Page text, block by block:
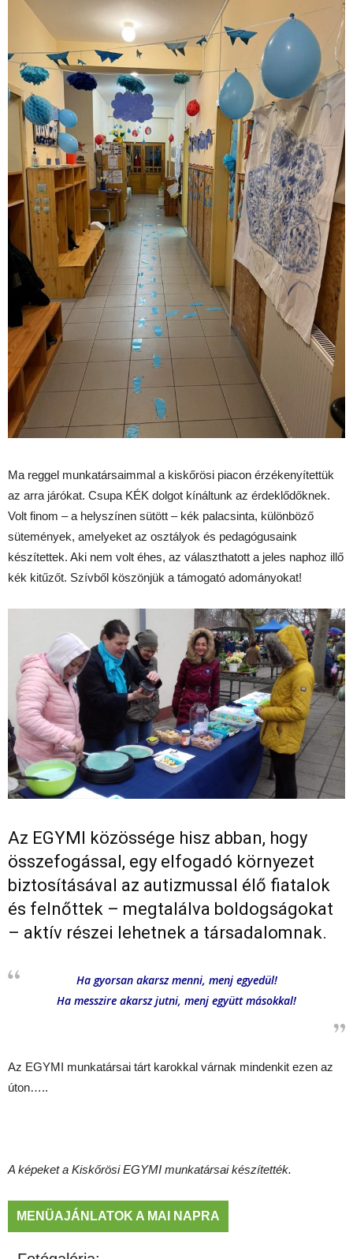
Ma reggel munkatársaimmal a kiskőrösi piacon érzékenyítettük
az arra járókat. Csupa KÉK dolgot kínáltunk az érdeklődőknek.
Volt finom – a helyszínen sütött – kék palacsinta, különböző
sütemények, amelyeket az osztályok és pedagógusaink
készítettek. Aki nem volt éhes, az választhatott a jeles naphoz illő
kék kitűzőt. Szívből köszönjük a támogató adományokat!
Az EGYMI közössége hisz abban, hogy
összefogással, egy elfogadó környezet
biztosításával az autizmussal élő fiatalok
és felnőttek – megtalálva boldogságokat
– aktív részei lehetnek a társadalomnak.
Ha gyorsan akarsz menni, menj egyedül!
Ha messzire akarsz jutni, menj együtt másokkal!
Az EGYMI munkatársai tárt karokkal várnak mindenkit ezen az
úton…..
A képeket a Kiskőrösi EGYMI munkatársai készítették.
MENÜAJÁNLATOK A MAI NAPRA